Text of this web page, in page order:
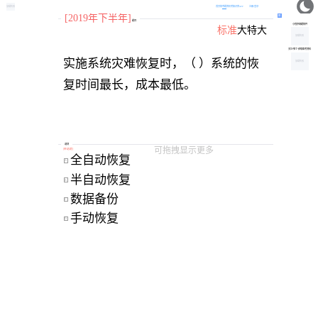
首页软考题库 机考知识库APP 注册/登录
[2019年下半年] 题目
标准大特大
实施系统灾难恢复时，（ ）系统的恢
复时间最长，成本最低。
可拖拽显示更多
选项
单选题
A 全自动恢复
B 半自动恢复
C 数据备份
D 手动恢复
小程序刷题软件
关注“柴丁”获取备考资料